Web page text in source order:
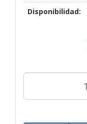
Disponibilidad: